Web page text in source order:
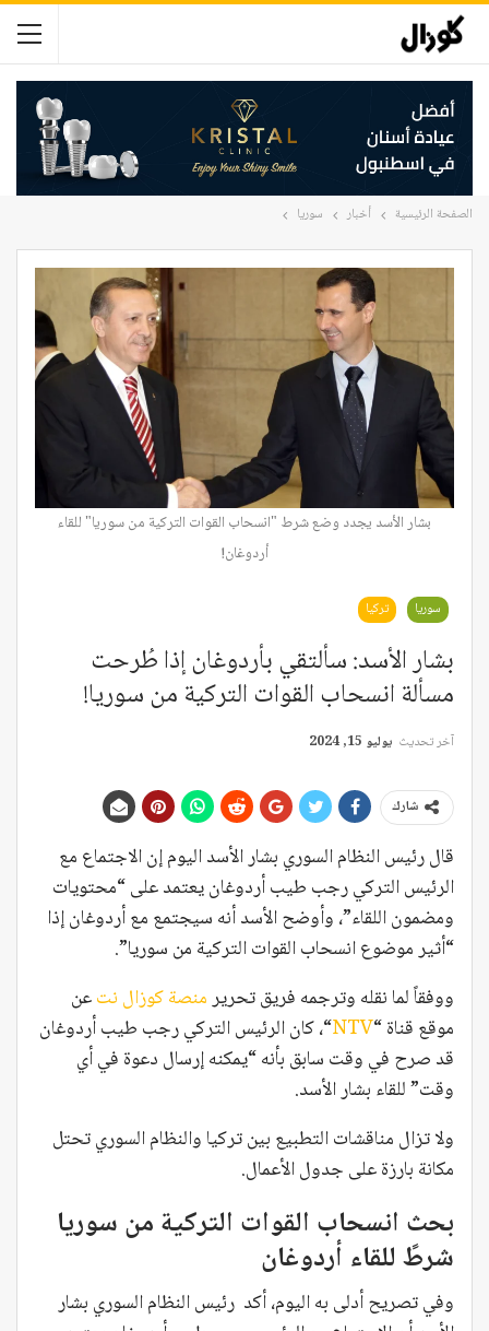
الصفحة الرئيسية أخبار سوريا
بشار الأسد يجدد وضع شرط "انسحاب القوات التركية من سوريا" للقاء
أردوغان!
سوريا تركيا
بشار الأسد: سألتقي بأردوغان إذا طُرحت
مسألة انسحاب القوات التركية من سوريا!
آخر تحديث يوليو 15, 2024
شارك
قال رئيس النظام السوري بشار الأسد اليوم إن الاجتماع مع
الرئيس التركي رجب طيب أردوغان يعتمد على “محتويات
ومضمون اللقاء”، وأوضح الأسد أنه سيجتمع مع أردوغان إذا
“أثير موضوع انسحاب القوات التركية من سوريا”.
ووفقاً لما نقله وترجمه فريق تحريرمنصة كوزال نتعن
موقع قناة “NTV“، كان الرئيس التركي رجب طيب أردوغان
قد صرح في وقت سابق بأنه “يمكنه إرسال دعوة في أي
وقت” للقاء بشار الأسد.
ولا تزال مناقشات التطبيع بين تركيا والنظام السوري تحتل
مكانة بارزة على جدول الأعمال.
بحث انسحاب القوات التركية من سوريا
شرطً للقاء أردوغان
وفي تصريح أدلى به اليوم، أكد رئيس النظام السوري بشار